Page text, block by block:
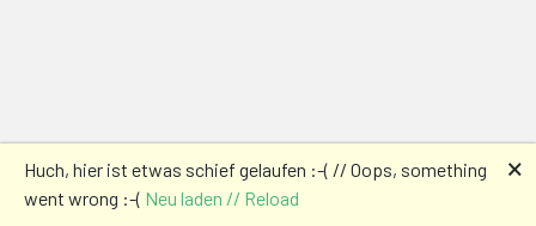
Huch, hier ist etwas schief gelaufen :-( // Oops, something
went wrong :-( Neu laden // Reload
🗙